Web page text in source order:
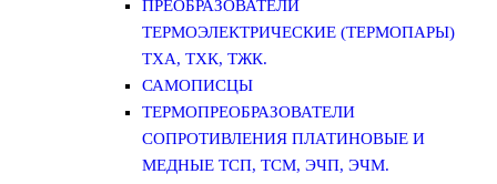
ПРЕОБРАЗОВАТЕЛИ
ТЕРМОЭЛЕКТРИЧЕСКИЕ (ТЕРМОПАРЫ)
ТХА, ТХК, ТЖК.
САМОПИСЦЫ
ТЕРМОПРЕОБРАЗОВАТЕЛИ
СОПРОТИВЛЕНИЯ ПЛАТИНОВЫЕ И
МЕДНЫЕ ТСП, ТСМ, ЭЧП, ЭЧМ.